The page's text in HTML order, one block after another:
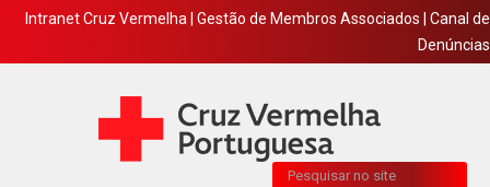
Intranet Cruz Vermelha Gestão de Membros Associados
Canal de
Denúncias
Pesquisa...